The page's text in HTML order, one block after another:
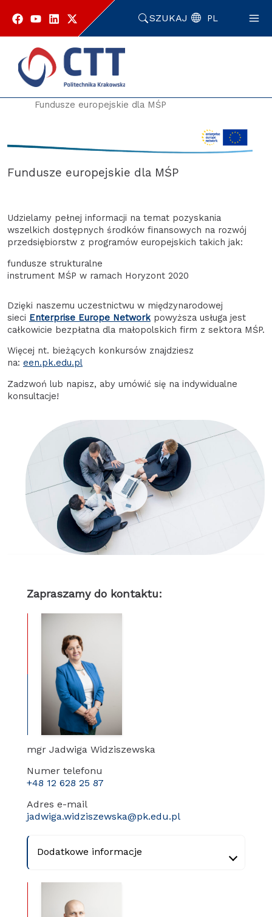
SZUKAJ PL
Strona główna
Oferta i usługi
Fundusze europejskie dla MŚP
Fundusze europejskie dla MŚP
Udzielamy pełnej informacji na temat pozyskania
wszelkich dostępnych środków finansowych na rozwój
przedsiębiorstw z programów europejskich takich jak:
fundusze strukturalne
instrument MŚP w ramach Horyzont 2020
Dzięki naszemu uczestnictwu w międzynarodowej
sieci Enterprise Europe Network powyższa usługa jest
całkowicie bezpłatna dla małopolskich firm z sektora MŚP.
Więcej nt. bieżących konkursów znajdziesz
na: een.pk.edu.pl
Zadzwoń lub napisz, aby umówić się na indywidualne
konsultacje!
Zapraszamy do kontaktu:
mgr Jadwiga Widziszewska
Numer telefonu
+48 12 628 25 87
Adres e-mail
jadwiga.widziszewska@pk.edu.pl
Dodatkowe informacje